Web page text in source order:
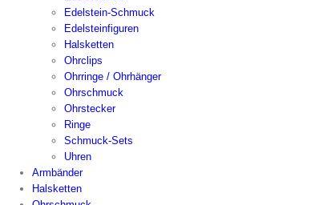
Edelstein-Schmuck
Edelsteinfiguren
Halsketten
Ohrclips
Ohrringe / Ohrhänger
Ohrschmuck
Ohrstecker
Ringe
Schmuck-Sets
Uhren
Armbänder
Halsketten